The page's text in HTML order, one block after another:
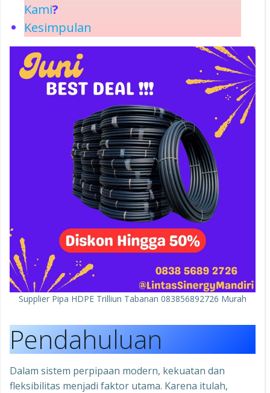
Kami?
Kesimpulan
Supplier Pipa HDPE Trilliun Tabanan 083856892726 Murah
Pendahuluan
Dalam sistem perpipaan modern, kekuatan dan
fleksibilitas menjadi faktor utama. Karena itulah,